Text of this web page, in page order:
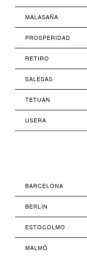
MALASAÑA
PROSPERIDAD
RETIRO
SALESAS
TETUÁN
USERA
BARCELONA
BERLÍN
ESTOCOLMO
MALMÖ